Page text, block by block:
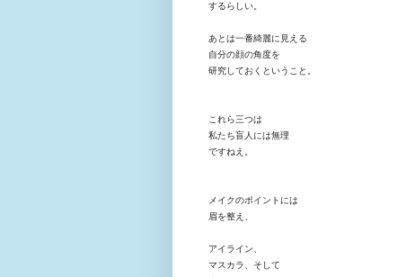
するらしい。
あとは一番綺麗に見える
自分の顔の角度を
研究しておくということ。
これら三つは
私たち盲人には無理
ですねえ。
メイクのポイントには
眉を整え、
アイライン、
マスカラ、そして